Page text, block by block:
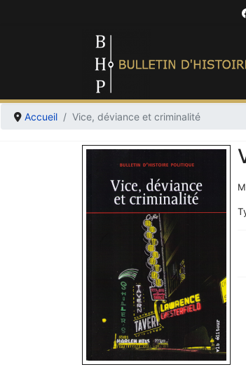
Accueil Vice, déviance et criminalité